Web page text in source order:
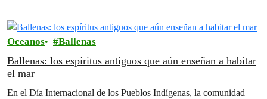
Oceanos Ballenas
Ballenas: los espíritus antiguos que aún enseñan a habitar
el mar
En el Día Internacional de los Pueblos Indígenas, la comunidad